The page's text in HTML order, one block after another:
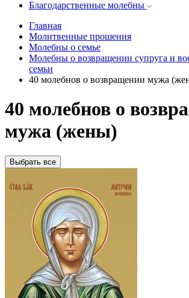
Благодарственные молебны
Главная
Молитвенные прошения
Молебны о семье
Молебны о возвращении супруга и
семьи
40 молебнов о возвращении мужа
40 молебнов о
мужа (жены)
Выбрать все